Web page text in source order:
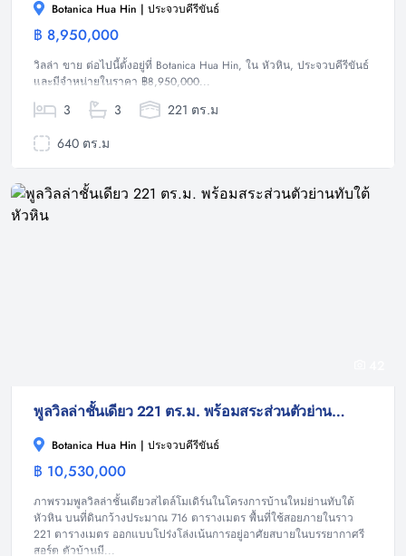
Botanica Hua Hin | ประจวบคีรีขันธ์
฿ 8,950,000
วิลล่า ขาย ต่อไปนี้ตั้งอยู่ที่ Botanica Hua Hin, ใน หัวหิน, ประจวบคีรีขันธ์
และมีจำหน่ายในราคา ฿8,950,000...
3 3
221 ตร.ม
640 ตร.ม
พูลวิลล่าชั้นเดียว 221 ตร.ม. พร้อมสระส่วนตัวย่านทับใต้ หัวหิน
Botanica Hua Hin | ประจวบคีรีขันธ์
฿ 10,530,000
ภาพรวมพูลวิลล่าชั้นเดียวสไตล์โมเดิร์นในโครงการบ้านใหม่ย่านทับใต้
หัวหิน บนที่ดินกว้างประมาณ 716 ตารางเมตร พื้นที่ใช้สอยภายในราว
221 ตารางเมตร ออกแบบโปร่งโล่งเน้นการอยู่อาศัยสบายในบรรยากาศรี
สอร์ต ตัวบ้านมี...